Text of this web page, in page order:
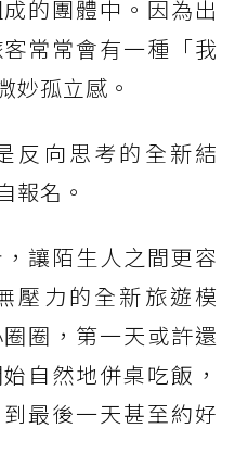
的團體中。因為出
常常會有一種「我
妙孤立感。
反向思考的全新結
報名。
讓陌生人之間更容
壓力的全新旅遊模
圈，第一天或許還
自然地併桌吃飯，
最後一天甚至約好